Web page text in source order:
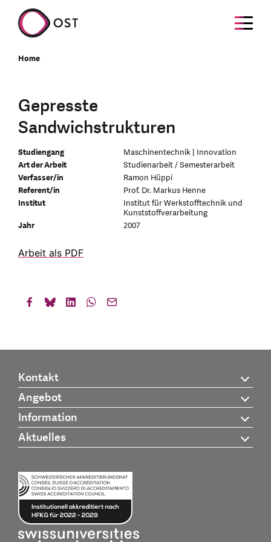
Home
Gepresste
Sandwichstrukturen
Studiengang
Maschinentechnik | Innovation
Art der Arbeit
Studienarbeit / Semesterarbeit
Verfasser/in
Ramon Hüppi
Referent/in
Prof. Dr. Markus Henne
Institut
Institut für Werkstofftechnik und
Kunststoffverarbeitung
Jahr
2007
Arbeit als PDF
Kontakt
Angebot
Information
Aktuelles